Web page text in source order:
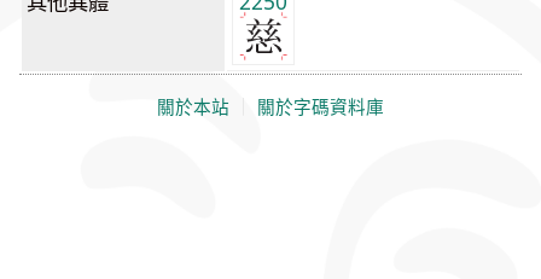
關於本站 關於字碼資料庫